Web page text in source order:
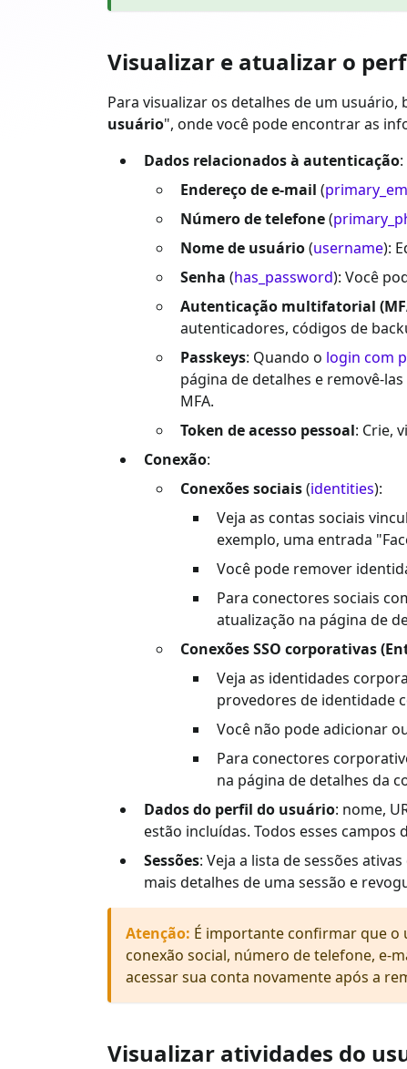
Visualizar e atualizar o
Para visualizar os detalhes de um
usuário", onde você pode encontrar as
Dados relacionados à autenticação:
Endereço de e-mail (
Número de telefone(
Nome de usuário(username):
Senha (has_password): Você
Autenticação multifatorial
autenticadores, códigos de
Passkeys: Quando o login com
página de detalhes e removê-
MFA.
Token de acesso pessoal: Crie,
Conexão:
Conexões sociais(identities):
Veja as contas sociais
exemplo, uma entrada
Você pode remover
Para conectores sociais
atualização na página de
Conexões SSO corporativas
Veja as identidades
provedores de identidade
Você não pode adicionar
Para conectores
na página de detalhes da
Dados do perfil do usuário: nome,
estão incluídas. Todos esses campos
Sessões: Veja a lista de sessões
mais detalhes de uma sessão e
Atenção: É importante confirmar que o
conexão social, número de telefone, e-
acessar sua conta novamente após a
Visualizar atividades do